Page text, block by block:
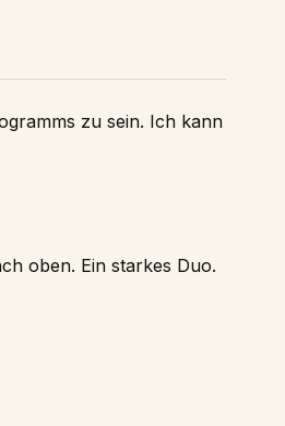
zu sein. Ich kann
oben. Ein starkes Duo.